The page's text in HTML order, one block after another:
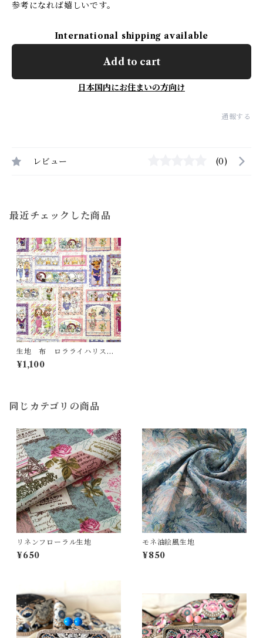
参考になれば嬉しいです。
International shipping available
Add to cart
日本国内にお住まいの方向け
通報する
レビュー (0)
最近チェックした商品
生地 布 ロラライハリス
ティータイム柄
¥1,100
同じカテゴリの商品
リネンフローラル生地
¥650
モネ油絵風生地
¥850